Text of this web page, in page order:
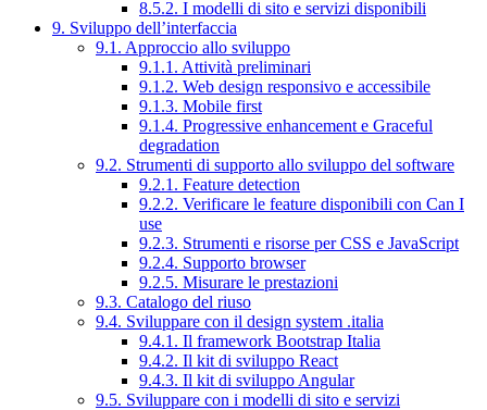
8.5.2. I modelli di sito e servizi disponibili
9. Sviluppo dell’interfaccia
9.1. Approccio allo sviluppo
9.1.1. Attività preliminari
9.1.2. Web design responsivo e accessibile
9.1.3. Mobile first
9.1.4. Progressive enhancement e Graceful
degradation
9.2. Strumenti di supporto allo sviluppo del software
9.2.1. Feature detection
9.2.2. Verificare le feature disponibili con Can I
use
9.2.3. Strumenti e risorse per CSS e JavaScript
9.2.4. Supporto browser
9.2.5. Misurare le prestazioni
9.3. Catalogo del riuso
9.4. Sviluppare con il design system .italia
9.4.1. Il framework Bootstrap Italia
9.4.2. Il kit di sviluppo React
9.4.3. Il kit di sviluppo Angular
9.5. Sviluppare con i modelli di sito e servizi